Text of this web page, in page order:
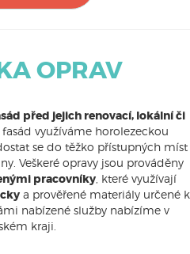
OPRAV
před jejich renovací, lokální či
fasád využíváme horolezeckou
se do těžko přístupných míst
Veškeré opravy jsou prováděny
pracovníky , které využívají
a prověřené materiály určené k
nabízené služby nabízíme v
kraji.